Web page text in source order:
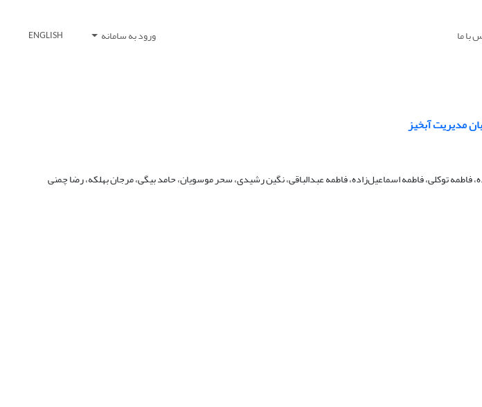
با ما ورود به سامانه ENGLISH
مدیریت آبخیز
توکلی، فاطمه اسماعیل‌زاده، فاطمه عبدالباقی، نگین رشیدی، سحر موسویان، حامد بیگی، مرجان بهلکه، رضا چمنی